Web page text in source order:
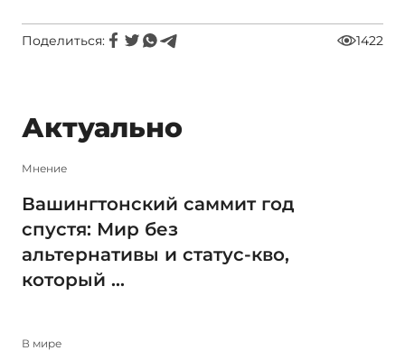
Поделиться: 1422
Актуально
Мнение
Вашингтонский саммит год
спустя: Мир без
альтернативы и статус-кво,
который ...
В мире